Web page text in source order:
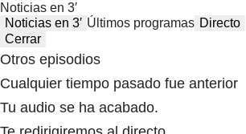
Noticias en 3′
Noticias en 3′ Últimos programas Directo
Cerrar
Otros episodios
Cualquier tiempo pasado fue anterior
Tu audio se ha acabado.